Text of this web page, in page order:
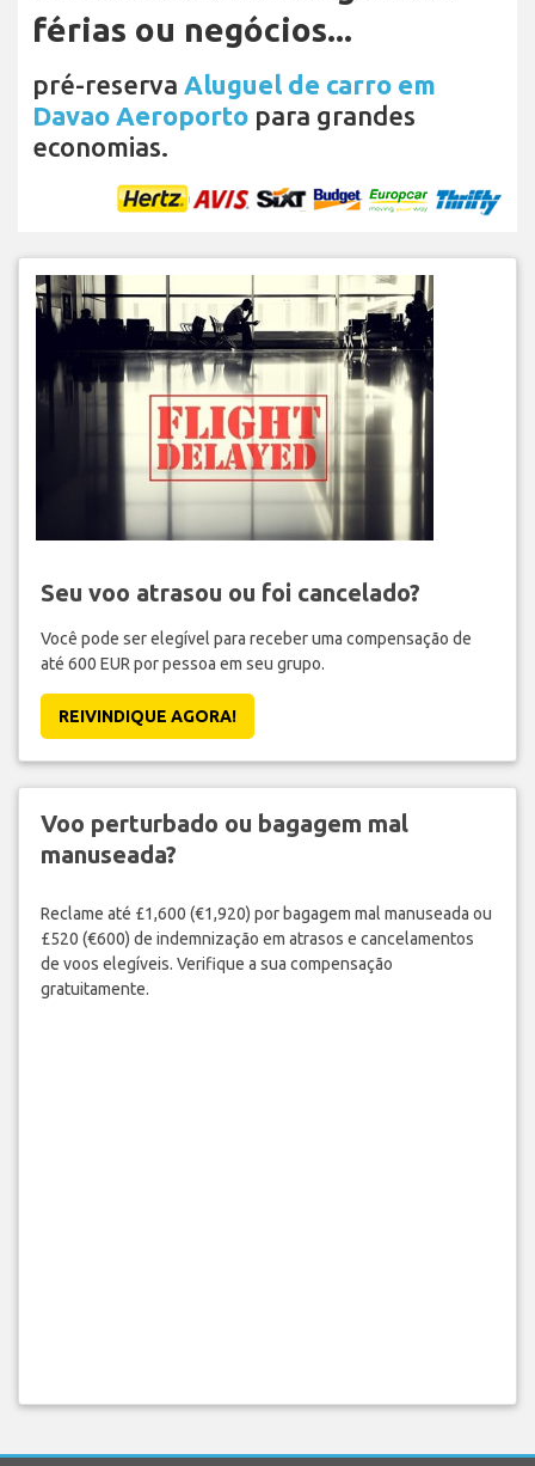
férias ou negócios...
pré-reserva Aluguel de carro em
Davao Aeroporto para grandes
economias.
Seu voo atrasou ou foi cancelado?
Você pode ser elegível para receber uma compensação de
até 600 EUR por pessoa em seu grupo.
REIVINDIQUE AGORA!
Voo perturbado ou bagagem mal
manuseada?
Reclame até £1,600 (€1,920) por bagagem mal manuseada ou
£520 (€600) de indemnização em atrasos e cancelamentos
de voos elegíveis. Verifique a sua compensação
gratuitamente.